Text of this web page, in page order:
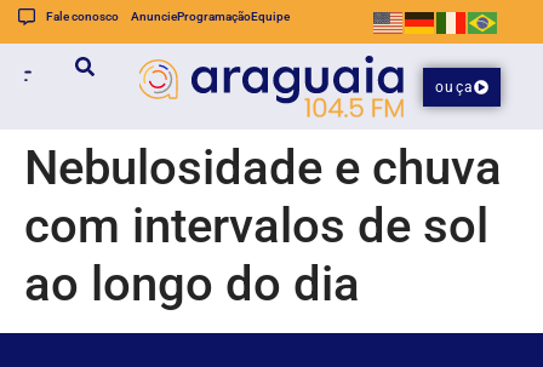
Fale conosco AnuncieProgramaçãoEquipe
ouça
Nebulosidade e chuva
com intervalos de sol
ao longo do dia